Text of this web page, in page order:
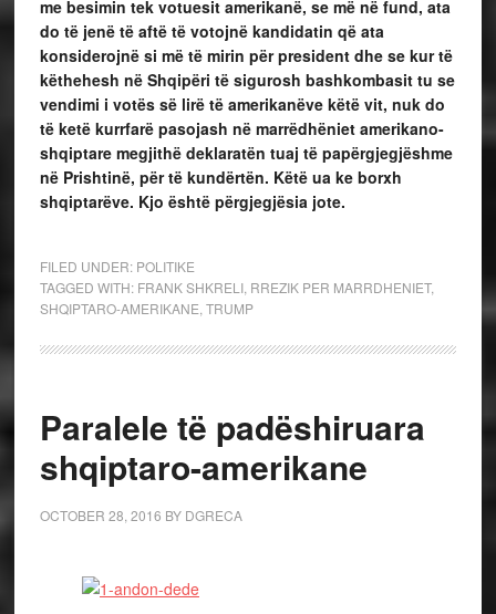
me besimin tek votuesit amerikanë, se më në fund, ata
do të jenë të aftë të votojnë kandidatin që ata
konsiderojnë si më të mirin për president dhe se kur të
këthehesh në Shqipëri të sigurosh bashkombasit tu se
vendimi i votës së lirë të amerikanëve këtë vit, nuk do
të ketë kurrfarë pasojash në marrëdhëniet amerikano-
shqiptare megjithë deklaratën tuaj të papërgjegjëshme
në Prishtinë, për të kundërtën. Këtë ua ke borxh
shqiptarëve. Kjo është përgjegjësia jote.
FILED UNDER: POLITIKE
TAGGED WITH: FRANK SHKRELI, RREZIK PER MARRDHENIET,
SHQIPTARO-AMERIKANE TRUMP
Paralele të padëshiruara
shqiptaro-amerikane
OCTOBER 28, 2016 BY DGRECA